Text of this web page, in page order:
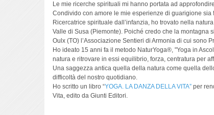
Le mie ricerche spirituali mi hanno portata ad
Condivido con amore le mie esperienze di guarigione
Ricercatrice spirituale dall’infanzia, ho trovato nella
Valle di Susa (Piemonte). Poiché credo che la montagna
Oulx (TO) l’Associazione Sentieri di Armonia di cui sono
Ho ideato 15 anni fa il metodo NaturYoga®, "Yoga in
natura e ritrovare in essi equilibrio, forza, centratura per
Una saggezza antica quella della natura come quella
difficoltà del nostro quotidiano.
Ho scritto un libro “YOGA. LA DANZA DELLA VITA” per
Vita, edito da Giunti Editori.